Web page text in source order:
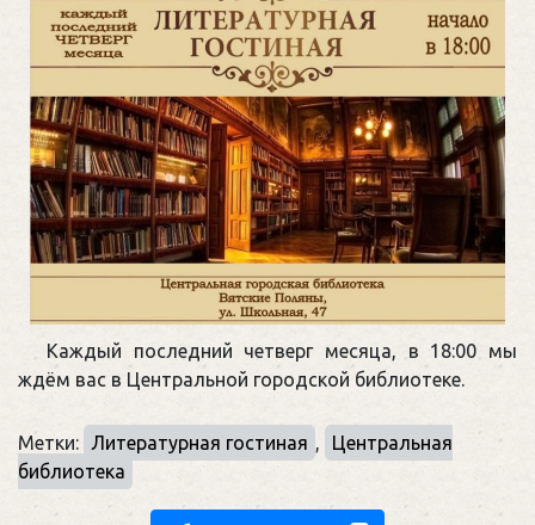
Каждый последний четверг месяца, в 18:00 мы
ждём вас в Центральной городской библиотеке.
Метки: Литературная гостиная ,
Центральная
библиотека